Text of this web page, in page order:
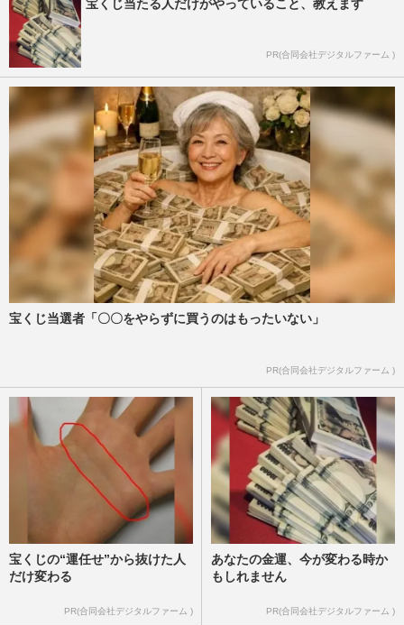
宝くじ当たる人だけがやっていること、教えます
PR(合同会社デジタルファーム )
宝くじ当選者「〇〇をやらずに買うのはもったいない」
PR(合同会社デジタルファーム )
宝くじの“運任せ”から抜けた人
だけ変わる
PR(合同会社デジタルファーム )
あなたの金運、今が変わる時か
もしれません
PR(合同会社デジタルファーム )